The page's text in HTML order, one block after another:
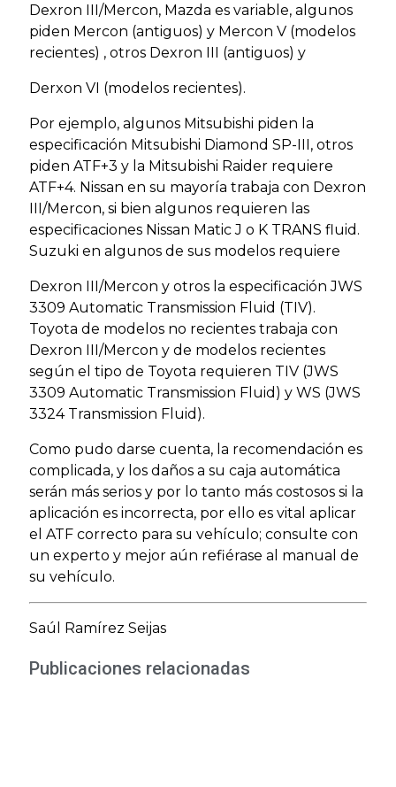
Dexron III/Mercon, Mazda es variable, algunos
piden Mercon (antiguos) y Mercon V (modelos
recientes) , otros Dexron III (antiguos) y
Derxon VI (modelos recientes).
Por ejemplo, algunos Mitsubishi piden la
especificación Mitsubishi Diamond SP-III, otros
piden ATF+3 y la Mitsubishi Raider requiere
ATF+4. Nissan en su mayoría trabaja con Dexron
III/Mercon, si bien algunos requieren las
especificaciones Nissan Matic J o K TRANS fluid.
Suzuki en algunos de sus modelos requiere
Dexron III/Mercon y otros la especificación JWS
3309 Automatic Transmission Fluid (TIV).
Toyota de modelos no recientes trabaja con
Dexron III/Mercon y de modelos recientes
según el tipo de Toyota requieren TIV (JWS
3309 Automatic Transmission Fluid) y WS (JWS
3324 Transmission Fluid).
Como pudo darse cuenta, la recomendación es
complicada, y los daños a su caja automática
serán más serios y por lo tanto más costosos si la
aplicación es incorrecta, por ello es vital aplicar
el ATF correcto para su vehículo; consulte con
un experto y mejor aún refiérase al manual de
su vehículo.
Saúl Ramírez Seijas
Publicaciones relacionadas